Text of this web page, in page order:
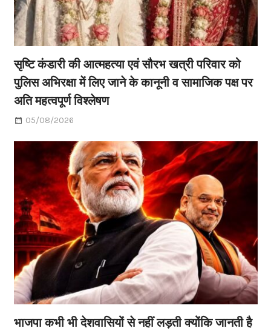
सृष्टि कंडारी की आत्महत्या एवं सौरभ खत्री परिवार को
पुलिस अभिरक्षा में लिए जाने के कानूनी व सामाजिक पक्ष पर
अति महत्वपूर्ण विश्लेषण
05/08/2026
भाजपा कभी भी देशवासियों से नहीं लड़ती क्योंकि जानती है